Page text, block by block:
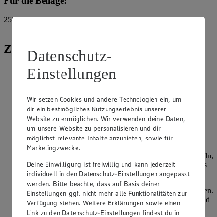
250g
Zubereitung
Zwiebel pellen und fein hacken. Karotten schälen, Enden
abschneiden und in kleine Scheiben schneiden. Lauch
Champignons putzen und in dünne Scheiben schneiden.
Hähnchenbrustfilet waschen, trocken tupfen und in
mundgerechte Stücke schneiden. Salzen und pfeffern.
Alternativ können auch Hähnchenreste, z.B. vom
Suppenhuhn, verwendet werden.
Olivenöl in einer beschichteten Pfanne erhitzen.
Hähnchenfleisch hineingeben und farblos anbraten. Zwiebeln,
Karotten, Lauch und Pilze zugeben und kurz mitbraten. Das
Bratgut herausnehmen und beiseitestellen. Butter in die
Pfanne geben und schmelzen lassen. Mehl zugeben und
einrühren. Für 1 Minute unter Rühren goldbraun anschwitzen.
Zuerst den Weißwein, dann die Brühe langsam zugießen und
klümpchenfrei einrühren.
Datenschutz-
Einstellungen
Wir setzen Cookies und andere Technologien ein, um
dir ein bestmögliches Nutzungserlebnis unserer
Website zu ermöglichen. Wir verwenden deine Daten,
um unsere Website zu personalisieren und dir
möglichst relevante Inhalte anzubieten, sowie für
Marketingzwecke.
Deine Einwilligung ist freiwillig und kann jederzeit
individuell in den Datenschutz-Einstellungen angepasst
werden. Bitte beachte, dass auf Basis deiner
Einstellungen ggf. nicht mehr alle Funktionalitäten zur
Verfügung stehen. Weitere Erklärungen sowie einen
Link zu den Datenschutz-Einstellungen findest du in